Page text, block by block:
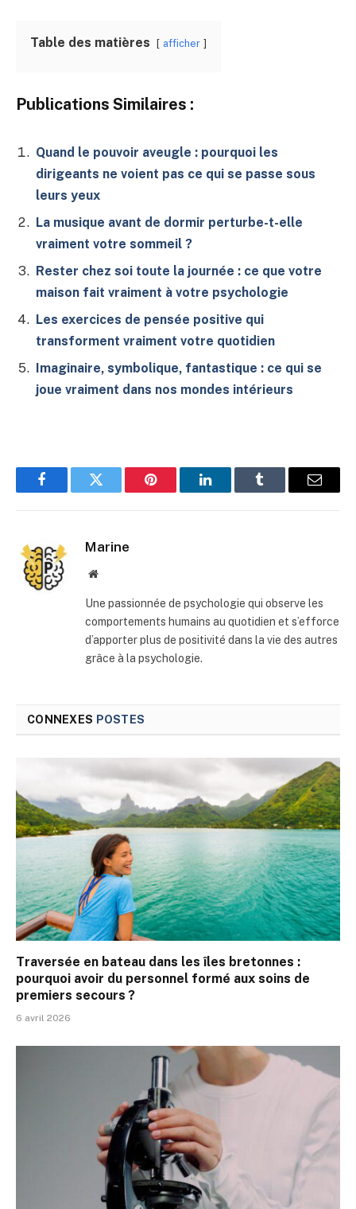
Table des matières afficher
Publications Similaires :
Quand le pouvoir aveugle : pourquoi les
dirigeants ne voient pas ce qui se passe sous
leurs yeux
La musique avant de dormir perturbe-t-elle
vraiment votre sommeil ?
Rester chez soi toute la journée : ce que votre
maison fait vraiment à votre psychologie
Les exercices de pensée positive qui
transforment vraiment votre quotidien
Imaginaire, symbolique, fantastique : ce qui se
joue vraiment dans nos mondes intérieurs
FacebookTwitter Pinterest LinkedInTumblr
E-
Marine
Site
Une passionnée de psychologie qui observe les
comportements humains au quotidien et s’efforce
d’apporter plus de positivité dans la vie des autres
grâce à la psychologie.
CONNEXES POSTES
Traversée en bateau dans les îles bretonnes :
pourquoi avoir du personnel formé aux soins de
premiers secours ?
6 avril 2026